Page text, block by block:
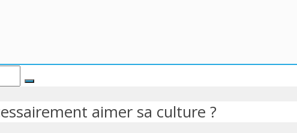
aimer sa culture ?